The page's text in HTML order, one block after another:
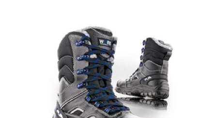
zimní provedení. Norma: ČSN EN ISO 20347:2012